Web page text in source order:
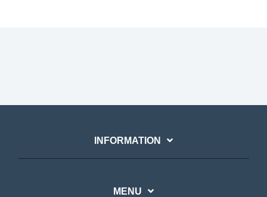
INFORMATION
MENU